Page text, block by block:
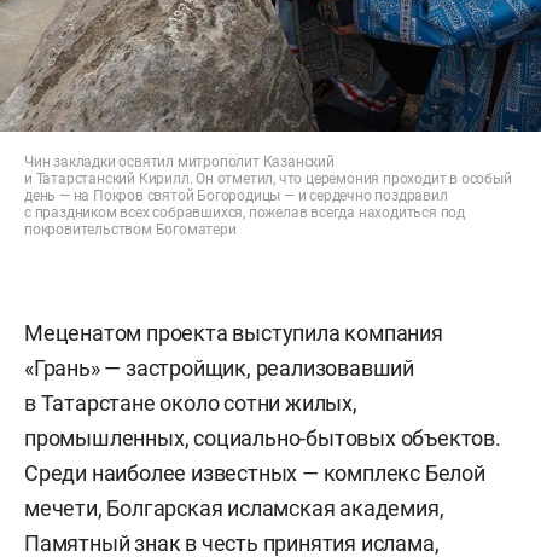
Чин закладки освятил митрополит Казанский
и Татарстанский Кирилл. Он отметил, что церемония проходит в особый
день — на Покров святой Богородицы — и сердечно поздравил
с праздником всех собравшихся, пожелав всегда находиться под
покровительством Богоматери
Меценатом проекта выступила компания
«Грань» — застройщик, реализовавший
в Татарстане около сотни жилых,
промышленных, социально-бытовых объектов.
Среди наиболее известных — комплекс Белой
мечети, Болгарская исламская академия,
Памятный знак в честь принятия ислама,